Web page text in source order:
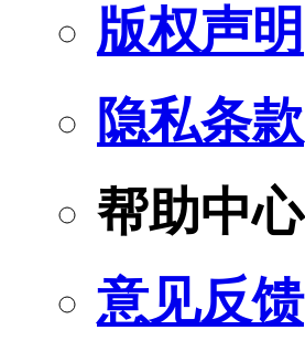
版权声明
隐私条款
帮助中心
意见反馈